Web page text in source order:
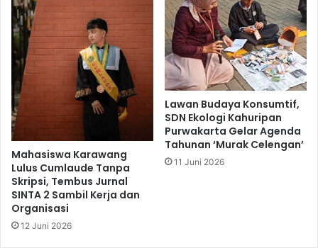
Mahasiswa Karawang
Lulus Cumlaude Tanpa
Skripsi, Tembus Jurnal
SINTA 2 Sambil Kerja dan
Organisasi
12 Juni 2026
Lawan Budaya Konsumtif,
SDN Ekologi Kahuripan
Purwakarta Gelar Agenda
Tahunan ‘Murak Celengan’
11 Juni 2026